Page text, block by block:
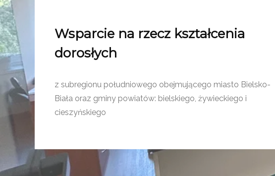
Wsparcie na rzecz kształcenia
dorosłych
z subregionu południowego obejmującego miasto Bielsko-
Biała oraz gminy powiatów: bielskiego, żywieckiego i
cieszyńskiego